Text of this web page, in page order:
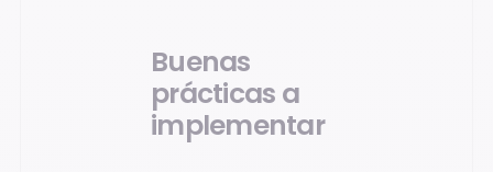
Buenas
prácticas a
implementar